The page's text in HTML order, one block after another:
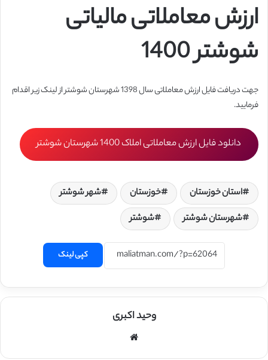
ارزش معاملاتی مالیاتی
شوشتر 1400
جهت دریافت فایل ارزش معاملاتی سال 1398 شهرستان شوشتر از لینک زیر اقدام
فرمایید.
دانلود فایل ارزش معاملاتی املاک 1400 شهرستان شوشتر
استان خوزستان خوزستان
شهر شوشتر
شهرستان شوشتر
شوشتر
کپی لینک
وحید اکبری